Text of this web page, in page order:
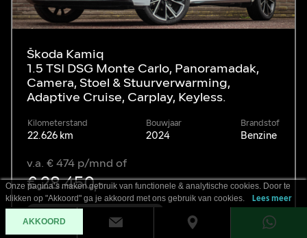
Škoda Kamiq
1.5 TSI DSG Monte Carlo, Panoramadak,
Camera, Stoel & Stuurverwarming,
Adaptive Cruise, Carplay, Keyless.
Kilometerstand
22.626 km
Bouwjaar
2024
Brandstof
Benzine
Bekijk deze auto
v.a. € 474 p/mnd of
€ 28.450,-
Onze pagina’s maken gebruik van functionele & analytische cookies. Door te
klikken op "Akkoord" ga je akkoord met ons gebruik van cookies.
Lees meer
AKKOORD